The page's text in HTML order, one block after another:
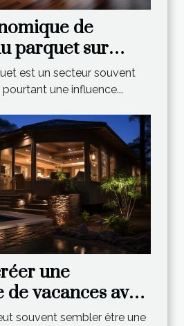
de
parquet sur
est un secteur souvent
une influence...
une
vacances avec
?
souvent sembler être une